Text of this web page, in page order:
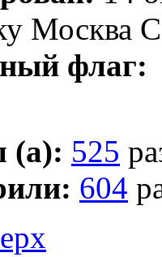
Москва
флаг:
(а): 525
604